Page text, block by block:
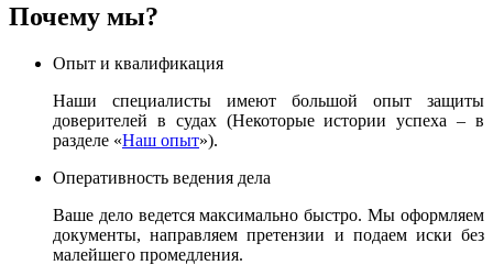
Почему мы?
Опыт и квалификация
Наши специалисты имеют большой опыт защиты
доверителей в судах (Некоторые истории успеха – в
разделе «Наш опыт»).
Оперативность ведения дела
Ваше дело ведется максимально быстро. Мы оформляем
документы, направляем претензии и подаем иски без
малейшего промедления.